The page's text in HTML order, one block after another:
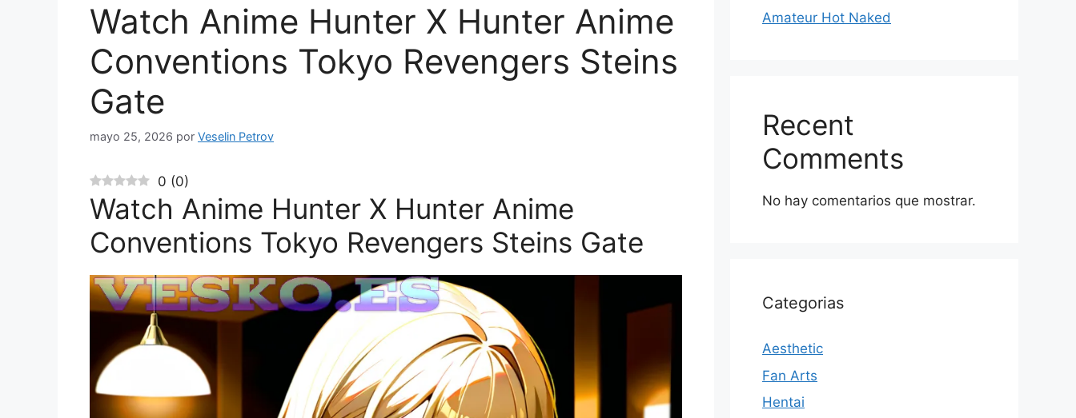
Watch Anime Hunter X Hunter Anime
Conventions Tokyo Revengers Steins
Gate
mayo 25, 2026 por Veselin Petrov
0 (0)
Watch Anime Hunter X Hunter Anime
Conventions Tokyo Revengers Steins Gate
Amateur Hot Naked
Recent
Comments
No hay comentarios que mostrar.
Categorias
Aesthetic
Fan Arts
Hentai